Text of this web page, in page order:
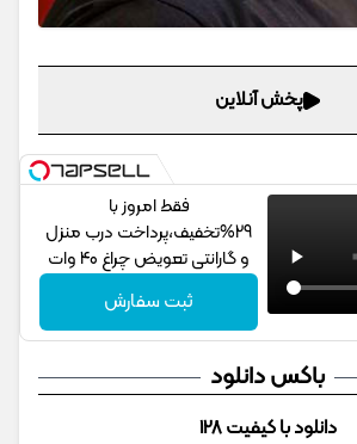
پخش آنلاین
فقط امروز با
29%تخفیف،پرداخت درب منزل
و گارانتی تعویض چراغ 40 وات
ثبت سفارش
باکس دانلود
دانلود با کیفیت 128